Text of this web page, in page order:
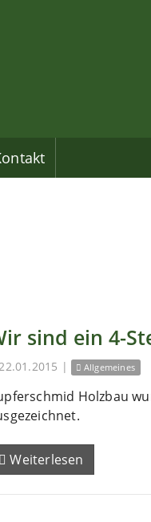
sind ein 4-
| Allgemeines
Holzbau
Weiterlesen